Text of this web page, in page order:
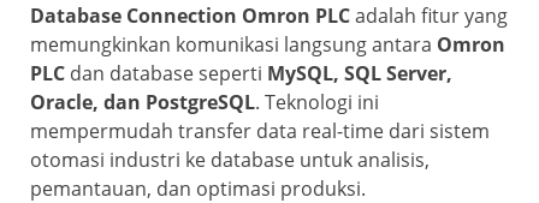
Database Connection Omron PLCadalah fitur yang
memungkinkan komunikasi langsung antara Omron
PLC dan database seperti MySQL, SQL Server,
Oracle, dan PostgreSQL. Teknologi ini
mempermudah transfer data real-time dari sistem
otomasi industri ke database untuk analisis,
pemantauan, dan optimasi produksi.